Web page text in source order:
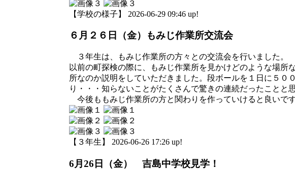
【学校の様子】 2026-06-29 09:46 up!
６月２６日（金）もみじ作業所交流会
３年生は、もみじ作業所の方々との交流会を行いました。
以前の町探検の際に、もみじ作業所を見かけどのような場
所なのか説明をしていただきました。段ボールを１日に５
り・・・知らないことがたくさんで驚きの連続だったことと思
今後ももみじ作業所の方と関わりを作っていけると良いです
【３年生】 2026-06-26 17:26 up!
6月26日（金） 吉島中学校見学！